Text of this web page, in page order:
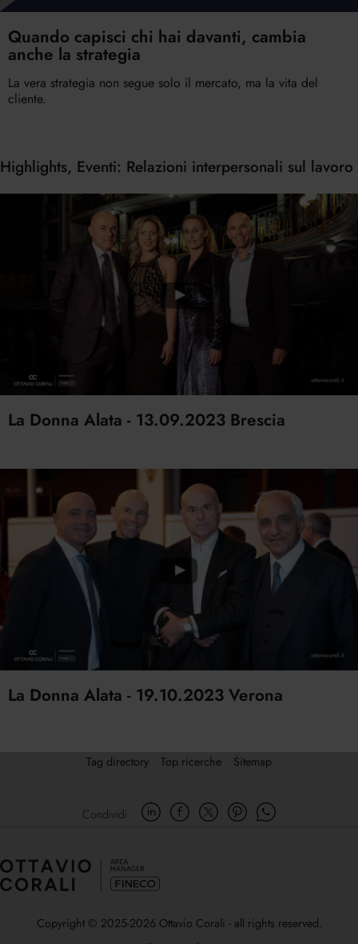
Quando capisci chi hai davanti, cambia
anche la strategia
La vera strategia non segue solo il mercato, ma la vita del
cliente.
Highlights, Eventi: Relazioni interpersonali sul lavoro
La Donna Alata - 13.09.2023 Brescia
La Donna Alata - 19.10.2023 Verona
Tag directory Top ricerche Sitemap
Condividi
Copyright © 2025-2026 Ottavio Corali - all rights reserved.